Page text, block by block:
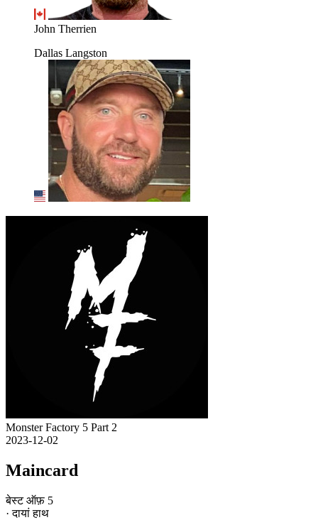
John Therrien
Dallas Langston
Monster Factory 5 Part 2
2023-12-02
Maincard
बेस्ट ऑफ़ 5
· दायां हाथ